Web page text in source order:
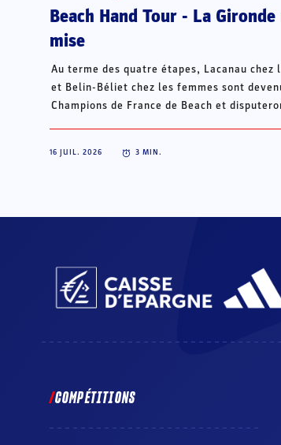
Beach Hand Tour - La
mise
Au terme des quatre étapes, Lacanau chez
et Belin-Béliet chez les femmes sont
Champions de France de Beach et
16 JUIL. 2026 3 MIN.
COMPÉTITIONS